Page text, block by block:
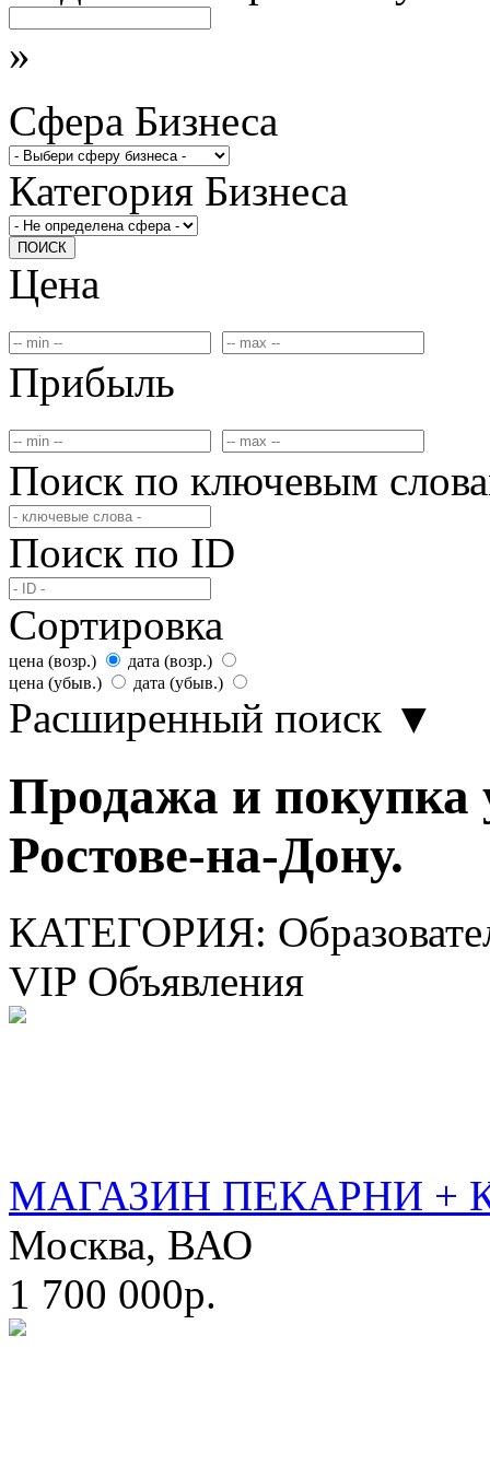
»
Сфера Бизнеса
Категория Бизнеса
ПОИСК
Цена
Прибыль
Поиск по ключевым
Поиск по ID
Сортировка
цена (возр.)
дата (возр.)
цена (убыв.)
дата (убыв.)
Расширенный поиск ▼
Продажа и покупка
Ростове-на-Дону.
КАТЕГОРИЯ:
VIP Объявления
МАГАЗИН ПЕКАРНИ +
Москва, ВАО
1 700 000р.